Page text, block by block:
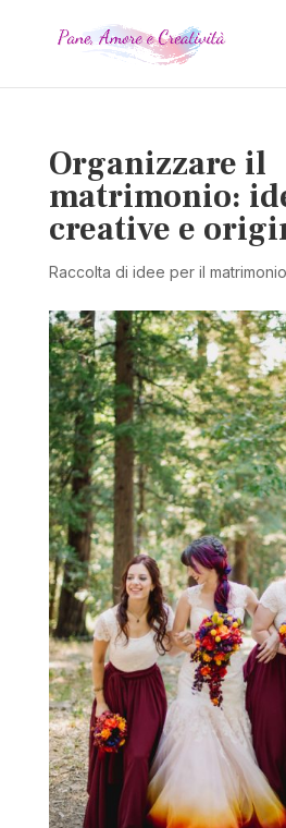
Organizzare il
matrimonio:
creative e
Raccolta di idee per il matrimonio